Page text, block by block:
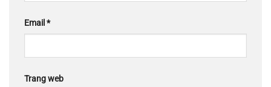
Email*
Trang web